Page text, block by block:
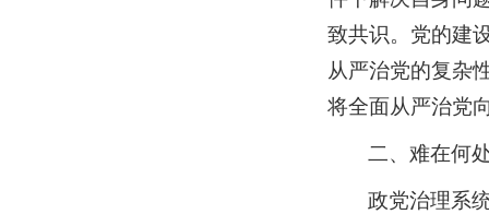
致共识。党的建
从严治党的复杂
将全面从严治党
二、难在何
政党治理系